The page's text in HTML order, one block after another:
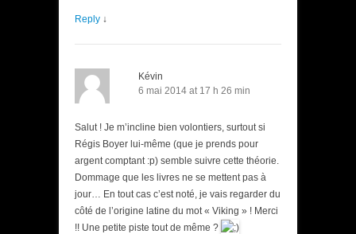
Reply ↓
Kévin
6 mai 2014 at 17 h 26 min
Salut ! Je m’incline bien volontiers, surtout si
Régis Boyer lui-même (que je prends pour
argent comptant :p) semble suivre cette théorie.
Dommage que les livres ne se mettent pas à
jour… En tout cas c’est noté, je vais regarder du
côté de l’origine latine du mot « Viking » ! Merci
!! Une petite piste tout de même ?